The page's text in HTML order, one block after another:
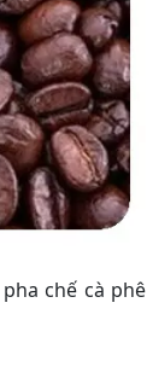
chế cà phê